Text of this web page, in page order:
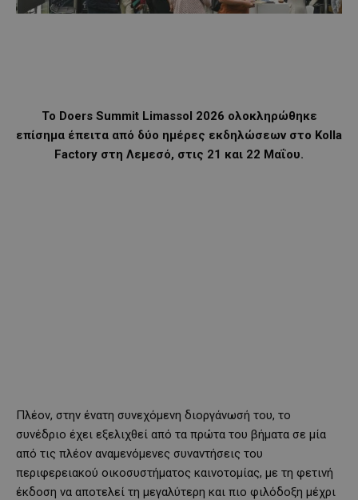
Το Doers Summit Limassol 2026 ολοκληρώθηκε
επίσημα έπειτα από δύο ημέρες εκδηλώσεων στο Kolla
Factory στη Λεμεσό, στις 21 και 22 Μαΐου.
Πλέον, στην ένατη συνεχόμενη διοργάνωσή του, το
συνέδριο έχει εξελιχθεί από τα πρώτα του βήματα σε μία
από τις πλέον αναμενόμενες συναντήσεις του
περιφερειακού οικοσυστήματος καινοτομίας, με τη φετινή
έκδοση να αποτελεί τη μεγαλύτερη και πιο φιλόδοξη μέχρι